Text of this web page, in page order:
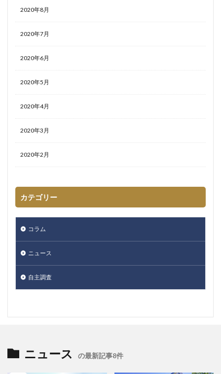
2020年8月
2020年7月
2020年6月
2020年5月
2020年4月
2020年3月
2020年2月
カテゴリー
コラム
ニュース
自主調査
ニュース の最新記事8件